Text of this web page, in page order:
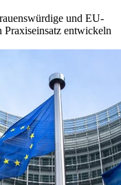
und EU-
entwickeln